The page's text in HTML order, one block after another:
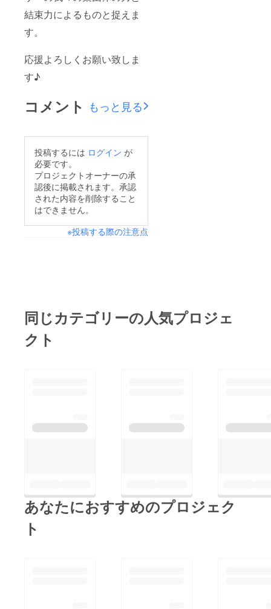
結束力によるものと捉えま
す。
応援よろしくお願い致しま
す♪
コメント もっと見る
投稿するには ログイン が
必要です。
プロジェクトオーナーの承
認後に掲載されます。承認
された内容を削除すること
はできません。
※投稿する際の注意点
同じカテゴリーの人気プロジェ
クト
あなたにおすすめのプロジェク
ト